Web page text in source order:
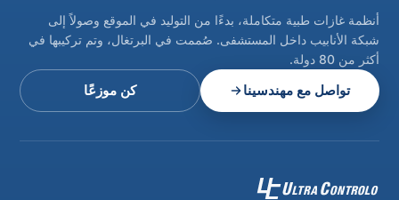
أنظمة غازات طبية متكاملة، بدءًا من التوليد في الموقع وصولاً إلى
شبكة الأنابيب داخل المستشفى. صُممت في البرتغال، وتم تركيبها في
أكثر من 80 دولة.
تواصل مع مهندسينا كن موزعًا